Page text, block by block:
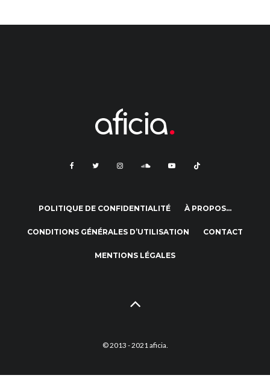
POLITIQUE DE CONFIDENTIALITÉ À PROPOS…
CONDITIONS GÉNÉRALES D’UTILISATION CONTACT
MENTIONS LÉGALES
© 2013 - 2021 aficia.